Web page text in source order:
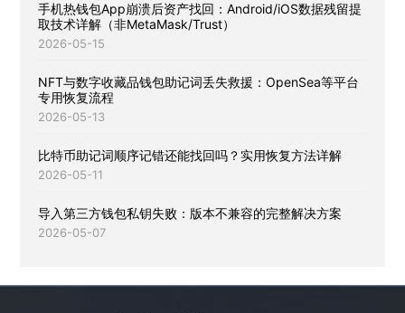
手机热钱包App崩溃后资产找回：Android/iOS数据残留提
取技术详解（非MetaMask/Trust）
2026-05-15
NFT与数字收藏品钱包助记词丢失救援：OpenSea等平台
专用恢复流程
2026-05-13
比特币助记词顺序记错还能找回吗？实用恢复方法详解
2026-05-11
导入第三方钱包私钥失败：版本不兼容的完整解决方案
2026-05-07